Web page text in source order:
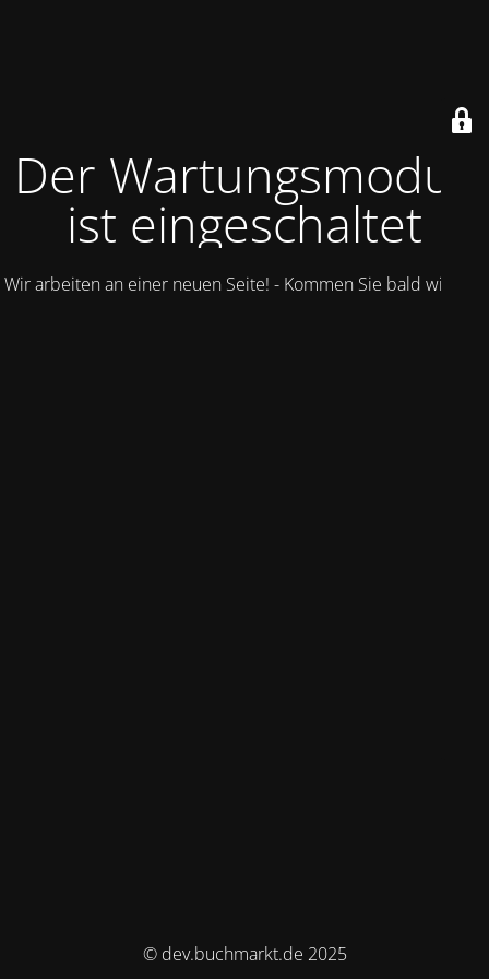
Der Wartungsmodus
ist eingeschaltet
Wir arbeiten an einer neuen Seite! - Kommen Sie bald wieder.
© dev.buchmarkt.de 2025